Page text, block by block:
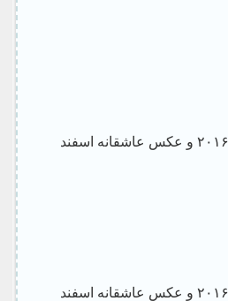
پیامک خیلی عاشقانه جدید ۲۰۱۶ و عکس عاشقانه اسفند
پیامک خیلی عاشقانه جدید ۲۰۱۶ و عکس عاشقانه اسفند